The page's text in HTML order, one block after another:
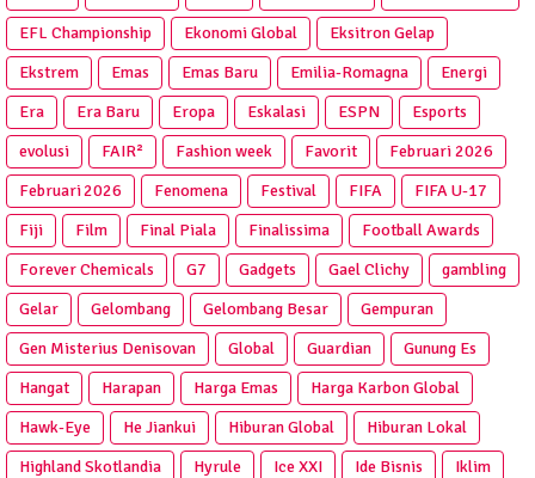
EFL Championship
Ekonomi Global
Eksitron Gelap
Ekstrem
Emas Emas Baru Emilia-Romagna
Energi
Era
Era Baru Eropa Eskalasi ESPN
Esports
evolusi
FAIR² Fashion week Favorit
Februari 2026
Februari 2026
Fenomena Festival FIFA
FIFA U-17
Fiji
Film Final Piala Finalissima
Football Awards
Forever Chemicals
G7 Gadgets Gael Clichy
gambling
Gelar
Gelombang Gelombang Besar
Gempuran
Gen Misterius Denisovan
Global Guardian
Gunung Es
Hangat
Harapan Harga Emas
Harga Karbon Global
Hawk-Eye
He Jiankui Hiburan Global
Hiburan Lokal
Highland Skotlandia
Hyrule Ice XXI Ide Bisnis
Iklim